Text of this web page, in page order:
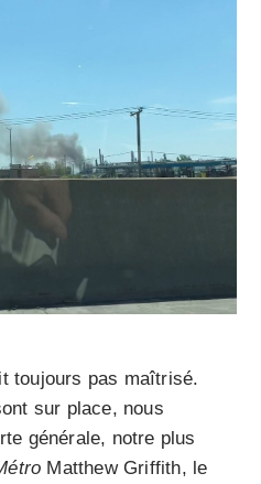
toujours pas maîtrisé.
sur place, nous
générale, notre plus
Matthew Griffith, le